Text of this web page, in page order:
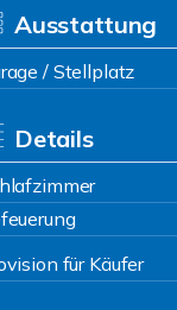
Ausstattung
/ Stellplatz
Details
für Käufer